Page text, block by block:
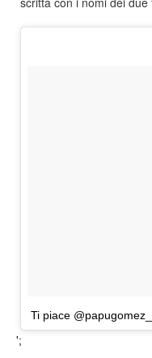
Ti piace
';